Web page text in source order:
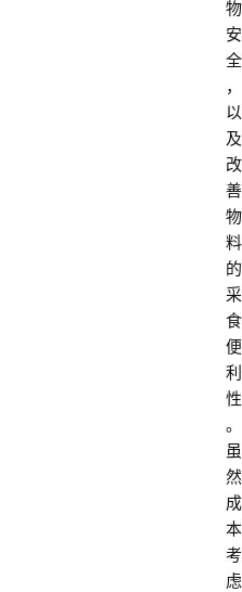
物
安
全
，
以
及
改
善
物
料
的
采
食
便
利
性
。
虽
然
成
本
考
虑